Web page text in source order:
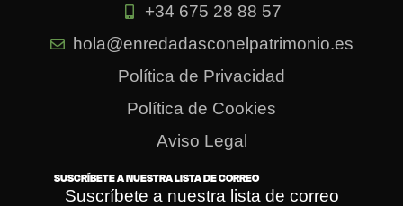
+34 675 28 88 57
hola@enredadasconelpatrimonio.es
Política de Privacidad
Política de Cookies
Aviso Legal
SUSCRÍBETE A NUESTRA LISTA DE CORREO
Suscríbete a nuestra lista de correo